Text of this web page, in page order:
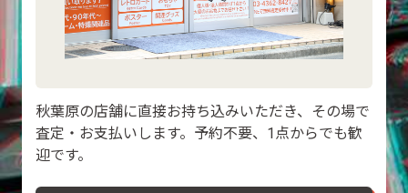
秋葉原の店舗に直接お持ち込みいただき、その場で
査定・お支払いします。予約不要、1点からでも歓
迎です。